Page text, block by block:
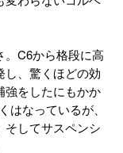
C6から格段に高
し、驚くほどの効
強をしたにもかか
はなっているが、
そしてサスペンシ